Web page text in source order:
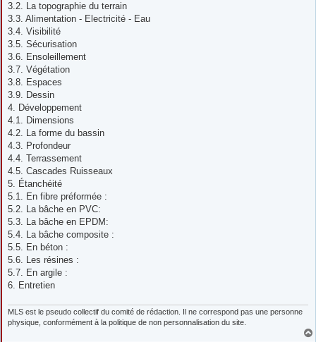
3.2. La topographie du terrain
3.3. Alimentation - Electricité - Eau
3.4. Visibilité
3.5. Sécurisation
3.6. Ensoleillement
3.7. Végétation
3.8. Espaces
3.9. Dessin
4. Développement
4.1. Dimensions
4.2. La forme du bassin
4.3. Profondeur
4.4. Terrassement
4.5. Cascades Ruisseaux
5. Étanchéité
5.1. En fibre préformée :
5.2. La bâche en PVC:
5.3. La bâche en EPDM:
5.4. La bâche composite :
5.5. En béton :
5.6. Les résines :
5.7. En argile :
6. Entretien
MLS est le pseudo collectif du comité de rédaction. Il ne correspond pas une personne
physique, conformément à la politique de non personnalisation du site.